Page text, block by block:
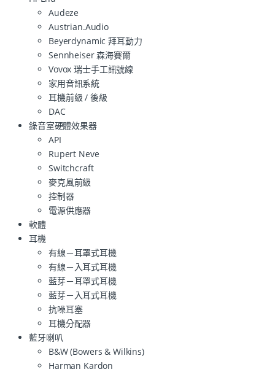
Audeze
Austrian.Audio
Beyerdynamic 拜耳動力
Sennheiser 森海賽爾
Vovox 瑞士手工訊號線
家用音訊系統
耳機前級 / 後級
DAC
錄音室硬體效果器
API
Rupert Neve
Switchcraft
麥克風前級
控制器
電源供應器
軟體
耳機
有線－耳罩式耳機
有線－入耳式耳機
藍芽－耳罩式耳機
藍芽－入耳式耳機
抗噪耳塞
耳機分配器
藍牙喇叭
B&W (Bowers & Wilkins)
Harman Kardon